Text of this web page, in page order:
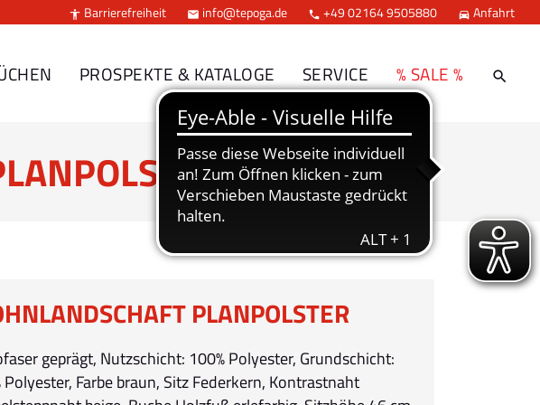
 Barrierefreiheit  info@tepoga.de  +49 02164 9505880  Anfahrt
PROSPEKTE & KATALOGE SERVICE % SALE %
PLANPOLSTER
geprägt, Nutzschicht: 100% Polyester, Grundschicht:
Polyester, Farbe braun, Sitz Federkern, Kontrastnaht